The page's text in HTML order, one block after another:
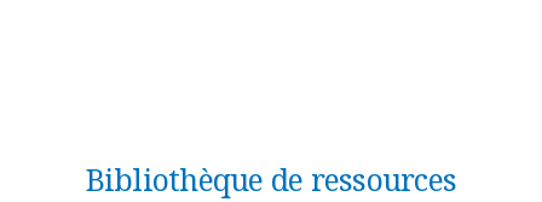
Bibliothèque de ressources